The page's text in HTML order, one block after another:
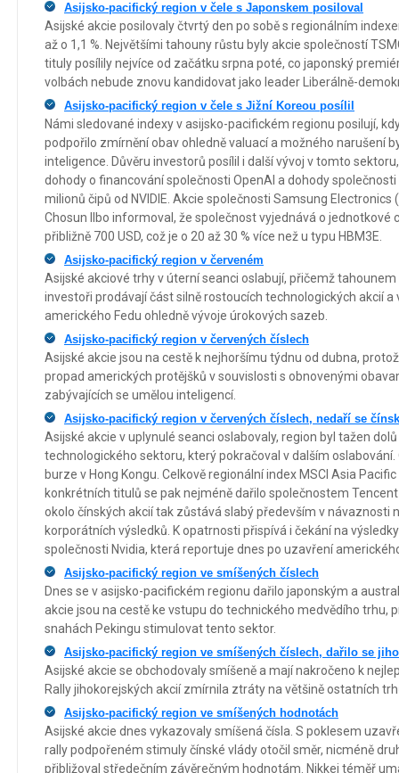
Asijsko-pacifický region v čele s Japonskem posiloval
Asijské akcie posilovaly čtvrtý den po sobě s regionálním
až o 1,1 %. Největšími tahouny růstu byly akcie společností
tituly posílily nejvíce od začátku srpna poté, co japonský
volbách nebude znovu kandidovat jako leader Liberálně-
Asijsko-pacifický region v čele s Jižní Koreou posílil
Námi sledované indexy v asijsko-pacifickém regionu posilují,
podpořilo zmírnění obav ohledně valuací a možného narušení
inteligence. Důvěru investorů posílil i další vývoj v tomto
dohody o financování společnosti OpenAI a dohody
milionů čipů od NVIDIE. Akcie společnosti Samsung Electronics
Chosun Ilbo informoval, že společnost vyjednává o jednotkové
přibližně 700 USD, což je o 20 až 30 % více než u typu HBM3E.
Asijsko-pacifický region v červeném
Asijské akciové trhy v úterní seanci oslabují, přičemž tahounem
investoři prodávají část silně rostoucích technologických akcií
amerického Fedu ohledně vývoje úrokových sazeb.
Asijsko-pacifický region v červených číslech
Asijské akcie jsou na cestě k nejhoršímu týdnu od dubna,
propad amerických protějšků v souvislosti s obnovenými
zabývajících se umělou inteligencí.
Asijsko-pacifický region v červených číslech, nedaří se
Asijské akcie v uplynulé seanci oslabovaly, region byl tažen
technologického sektoru, který pokračoval v dalším
burze v Hong Kongu. Celkově regionální index MSCI Asia
konkrétních titulů se pak nejméně dařilo společnostem
okolo čínských akcií tak zůstává slabý především v návaznosti
korporátních výsledků. K opatrnosti přispívá i čekání na
společnosti Nvidia, která reportuje dnes po uzavření
Asijsko-pacifický region ve smíšených číslech
Dnes se v asijsko-pacifickém regionu dařilo japonským a
akcie jsou na cestě ke vstupu do technického medvědího trhu,
snahách Pekingu stimulovat tento sektor.
Asijsko-pacifický region ve smíšených číslech, dařilo se
Asijské akcie se obchodovaly smíšeně a mají nakročeno k
Rally jihokorejských akcií zmírnila ztráty na většině ostatních
Asijsko-pacifický region ve smíšených hodnotách
Asijské akcie dnes vykazovaly smíšená čísla. S poklesem
rally podpořeném stimuly čínské vlády otočil směr, nicméně
přibližoval středečním závěrečným hodnotám. Nikkei téměř